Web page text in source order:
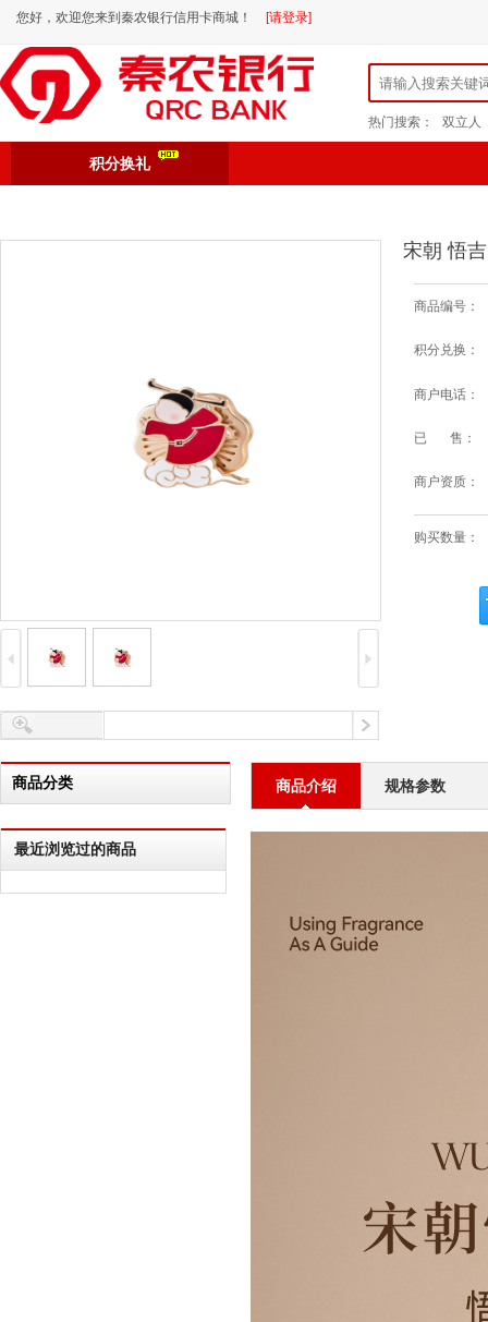
您好，欢迎您来到秦农银行信用卡商城！ [请登录]
热门搜索： 双立人
积分换礼
宋朝 悟
商品编号：
积分兑换：
商户电话：
已 售：
商户资质：
购买数量：
商品分类
最近浏览过的商品
商品介绍 规格参数